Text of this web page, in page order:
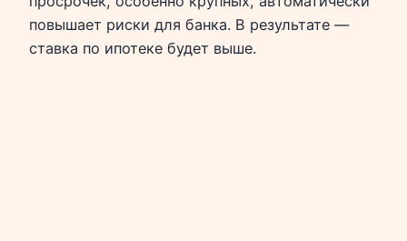
повышает риски для банка. В результате —
ставка по ипотеке будет выше.